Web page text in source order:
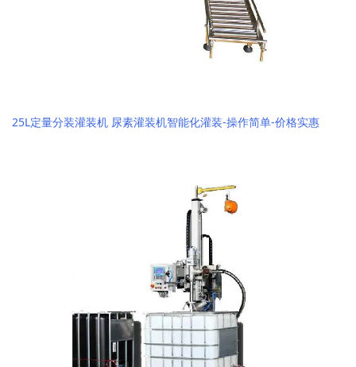
25L定量分装灌装机 尿素灌装机智能化灌装-操作简单-价格实惠